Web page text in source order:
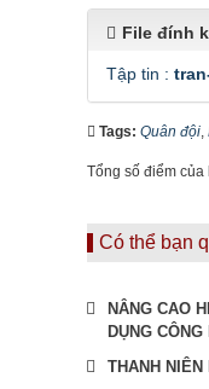
File đính
Tập tin :
Tags: Quân đội,
Tổng số điểm
Có thể bạn
NÂNG CAO
DỤNG
THANH